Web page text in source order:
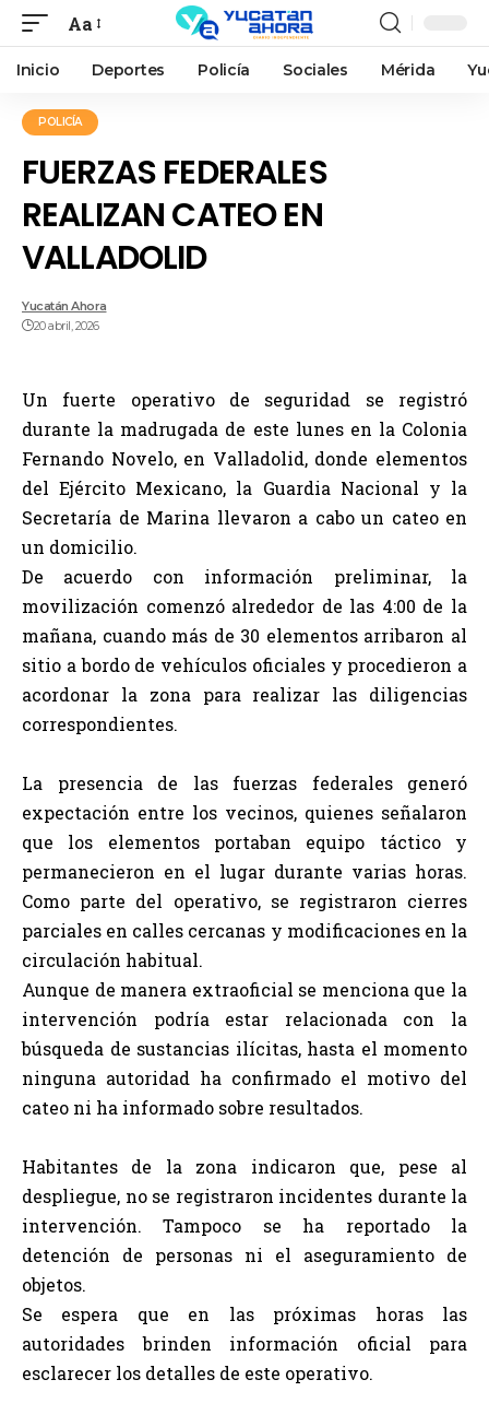
Aa
Inicio Deportes Policía Sociales Mérida
POLICÍA
FUERZAS FEDERALES
REALIZAN CATEO EN
VALLADOLID
Yucatán Ahora
20 abril, 2026
Un fuerte operativo de seguridad se registró
durante la madrugada de este lunes en la Colonia
Fernando Novelo, en Valladolid, donde elementos
del Ejército Mexicano, la Guardia Nacional y la
Secretaría de Marina llevaron a cabo un cateo en
un domicilio.
De acuerdo con información preliminar, la
movilización comenzó alrededor de las 4:00 de la
mañana, cuando más de 30 elementos arribaron al
sitio a bordo de vehículos oficiales y procedieron a
acordonar la zona para realizar las diligencias
correspondientes.
La presencia de las fuerzas federales generó
expectación entre los vecinos, quienes señalaron
que los elementos portaban equipo táctico y
permanecieron en el lugar durante varias horas.
Como parte del operativo, se registraron cierres
parciales en calles cercanas y modificaciones en la
circulación habitual.
Aunque de manera extraoficial se menciona que la
intervención podría estar relacionada con la
búsqueda de sustancias ilícitas, hasta el momento
ninguna autoridad ha confirmado el motivo del
cateo ni ha informado sobre resultados.
Habitantes de la zona indicaron que, pese al
despliegue, no se registraron incidentes durante la
intervención. Tampoco se ha reportado la
detención de personas ni el aseguramiento de
objetos.
Se espera que en las próximas horas las
autoridades brinden información oficial para
esclarecer los detalles de este operativo.